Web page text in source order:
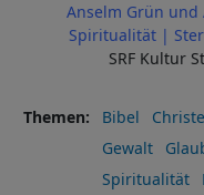
Anselm Grün und
Spiritualität |
SRF Kultur
Themen Bibel
Gewalt
Spiritualität